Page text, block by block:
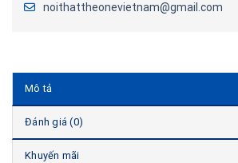
noithattheonevietnam@gmail.com
Mô tả
Đánh giá (0)
Khuyến mãi